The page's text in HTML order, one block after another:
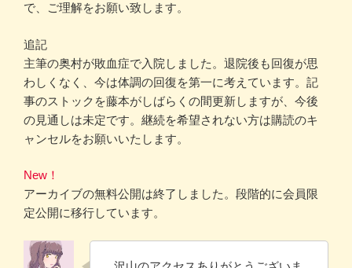
で、ご理解をお願い致します。
追記
主筆の奥村が敗血症で入院しました。退院後も回復が思
わしくなく、今は体調の回復を第一に考えています。記
事のストックを藤本がしばらくの間更新しますが、今後
の見通しは未定です。継続を希望されない方は購読のキ
ャンセルをお願いいたします。
New！
アーカイブの無料公開は終了しました。段階的に会員限
定公開に移行しています。